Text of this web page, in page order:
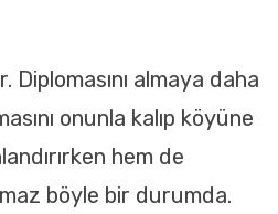
almaya daha
onunla kalıp köyüne
hem de
böyle bir durumda.